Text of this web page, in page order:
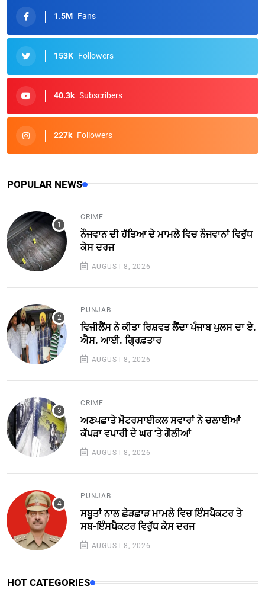
1.5M Fans
153K Followers
40.3k Subscribers
227k Followers
POPULAR NEWS
CRIME
ਨੌਜਵਾਨ ਦੀ ਹੱਤਿਆ ਦੇ ਮਾਮਲੇ ਵਿਚ ਨੌਜਵਾਨਾਂ ਵਿਰੁੱਧ
ਕੇਸ ਦਰਜ
AUGUST 8, 2026
PUNJAB
ਵਿਜੀਲੈਂਸ ਨੇ ਕੀਤਾ ਰਿਸ਼ਵਤ ਲੈਂਦਾ ਪੰਜਾਬ ਪੁਲਸ ਦਾ ਏ.
ਐਸ. ਆਈ. ਗ੍ਰਿਫ਼ਤਾਰ
AUGUST 8, 2026
CRIME
ਅਣਪਛਾਤੇ ਮੋਟਰਸਾਈਕਲ ਸਵਾਰਾਂ ਨੇ ਚਲਾਈਆਂ
ਕੱਪੜਾ ਵਪਾਰੀ ਦੇ ਘਰ 'ਤੇ ਗੋਲੀਆਂ
AUGUST 8, 2026
PUNJAB
ਸਬੂਤਾਂ ਨਾਲ ਛੇੜਛਾੜ ਮਾਮਲੇ ਵਿਚ ਇੰਸਪੈਕਟਰ ਤੇ
ਸਬ-ਇੰਸਪੈਕਟਰ ਵਿਰੁੱਧ ਕੇਸ ਦਰਜ
AUGUST 8, 2026
HOT CATEGORIES